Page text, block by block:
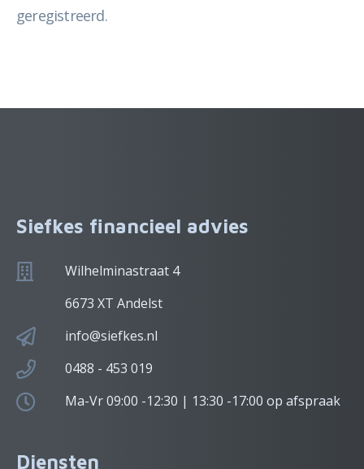
geregistreerd.
Siefkes financieel advies
Wilhelminastraat 4
6673 XT Andelst
info@siefkes.nl
0488 - 453 019
Ma-Vr 09:00 -12:30 | 13:30 -17:00 op afspraak
Diensten